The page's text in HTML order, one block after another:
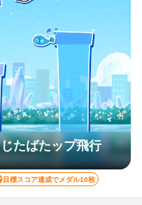
じたばたップ飛行
目標スコア達成でメダル10枚